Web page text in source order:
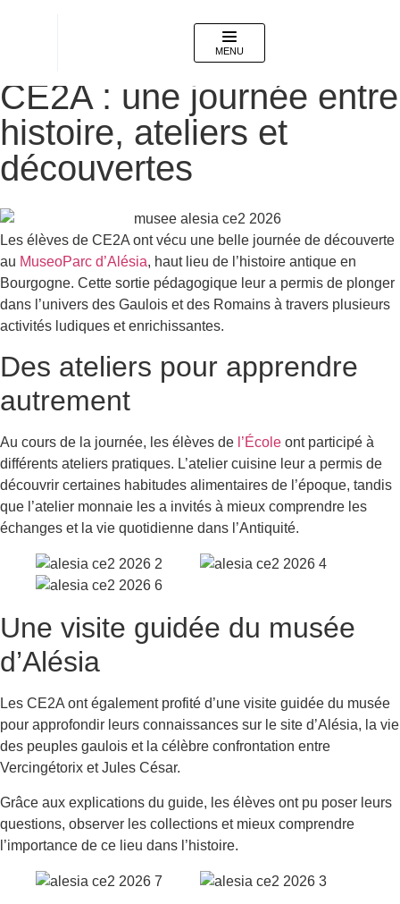
MENU
Sortie à Alésia pour les
CE2A : une journée entre
histoire, ateliers et
découvertes
Les élèves de CE2A ont vécu une belle journée de découverte
au MuseoParc d’Alésia, haut lieu de l’histoire antique en
Bourgogne. Cette sortie pédagogique leur a permis de plonger
dans l’univers des Gaulois et des Romains à travers plusieurs
activités ludiques et enrichissantes.
Des ateliers pour apprendre
autrement
Au cours de la journée, les élèves de l’École ont participé à
différents ateliers pratiques. L’atelier cuisine leur a permis de
découvrir certaines habitudes alimentaires de l’époque, tandis
que l’atelier monnaie les a invités à mieux comprendre les
échanges et la vie quotidienne dans l’Antiquité.
Une visite guidée du musée
d’Alésia
Les CE2A ont également profité d’une visite guidée du musée
pour approfondir leurs connaissances sur le site d’Alésia, la vie
des peuples gaulois et la célèbre confrontation entre
Vercingétorix et Jules César.
Grâce aux explications du guide, les élèves ont pu poser leurs
questions, observer les collections et mieux comprendre
l’importance de ce lieu dans l’histoire.